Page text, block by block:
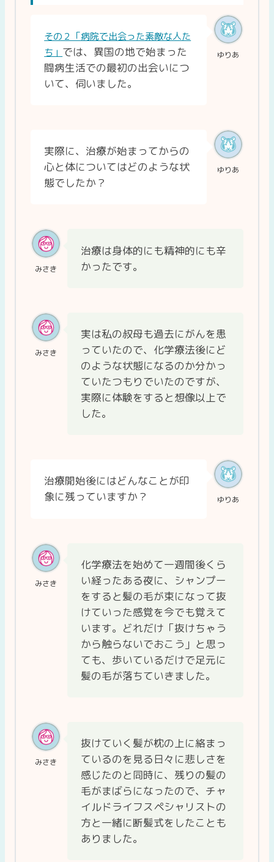
ゆりあ
その２「病院で出会った素敵な人た
ち」 では、異国の地で始まった
闘病生活での最初の出会いにつ
いて、伺いました。
ゆりあ
実際に、治療が始まってからの
心と体についてはどのような状
態でしたか？
みさき
治療は身体的にも精神的にも辛
かったです。
みさき
実は私の叔母も過去にがんを患
っていたので、化学療法後にど
のような状態になるのか分かっ
ていたつもりでいたのですが、
実際に体験をすると想像以上で
した。
ゆりあ
治療開始後にはどんなことが印
象に残っていますか？
みさき
化学療法を始めて一週間後くら
い経ったある夜に、シャンプー
をすると髪の毛が束になって抜
けていった感覚を今でも覚えて
います。どれだけ「抜けちゃう
から触らないでおこう」と思っ
ても、歩いているだけで足元に
髪の毛が落ちていきました。
みさき
抜けていく髪が枕の上に絡まっ
ているのを見る日々に悲しさを
感じたのと同時に、残りの髪の
毛がまばらになったので、チャ
イルドライフスペシャリストの
方と一緒に断髪式をしたことも
ありました。